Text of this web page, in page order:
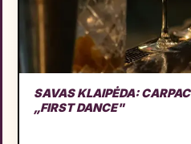
SAVAS KLAIPĖDA:
„FIRST DANCE"